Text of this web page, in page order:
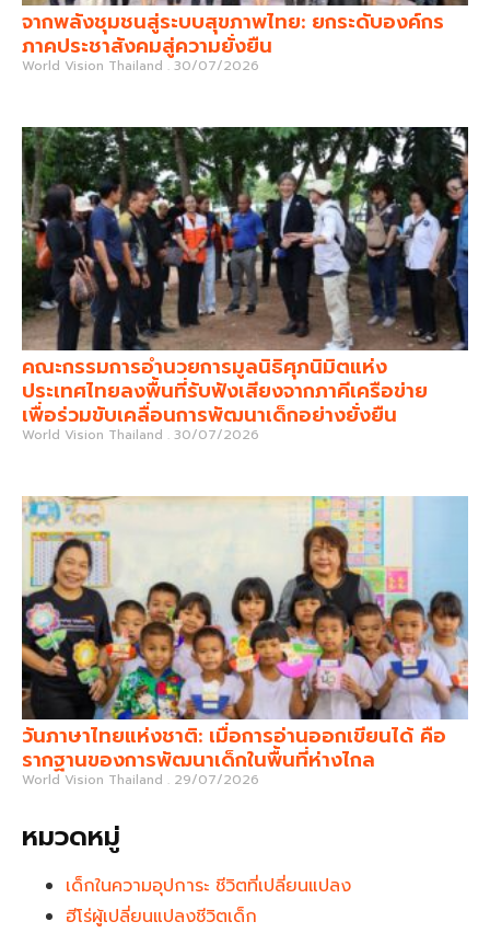
จากพลังชุมชนสู่ระบบสุขภาพไทย: ยกระดับองค์กร
ภาคประชาสังคมสู่ความยั่งยืน
World Vision Thailand 30/07/2026
คณะกรรมการอำนวยการมูลนิธิศุภนิมิตแห่ง
ประเทศไทยลงพื้นที่รับฟังเสียงจากภาคีเครือข่าย
เพื่อร่วมขับเคลื่อนการพัฒนาเด็กอย่างยั่งยืน
World Vision Thailand 30/07/2026
วันภาษาไทยแห่งชาติ: เมื่อการอ่านออกเขียนได้ คือ
รากฐานของการพัฒนาเด็กในพื้นที่ห่างไกล
World Vision Thailand 29/07/2026
หมวดหมู่
เด็กในความอุปการะ ชีวิตที่เปลี่ยนแปลง
ฮีโร่ผู้เปลี่ยนแปลงชีวิตเด็ก